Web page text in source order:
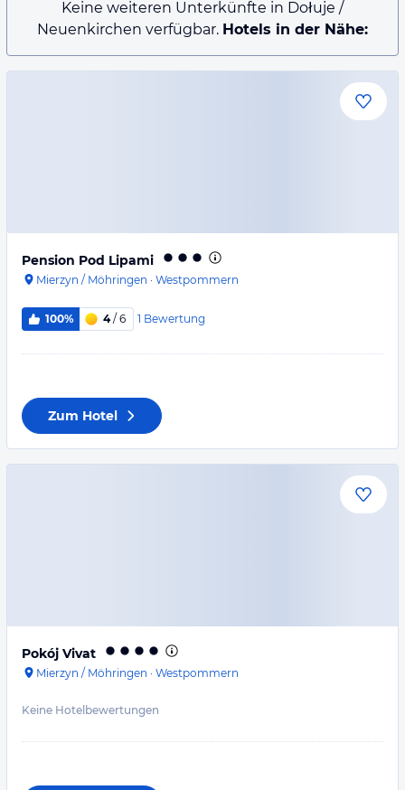
Keine weiteren Unterkünfte in Dołuje /
Neuenkirchen verfügbar. Hotels in der Nähe:
Pension Pod Lipami
Mierzyn / Möhringen · Westpommern
100% 4/ 6 1 Bewertung
Zum Hotel
Pokój Vivat
Mierzyn / Möhringen · Westpommern
Keine Hotelbewertungen